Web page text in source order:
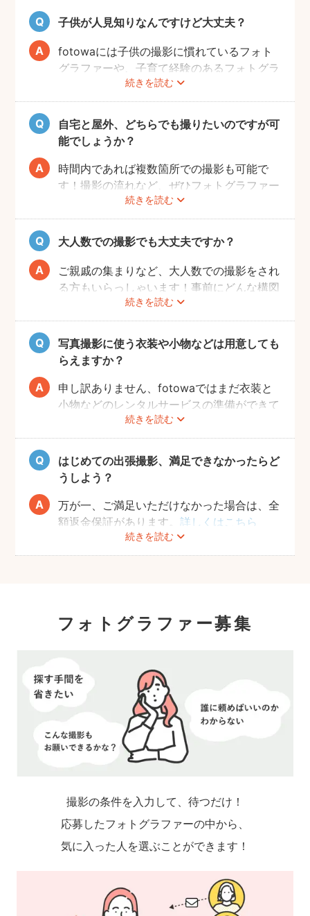
子供が人見知りなんですけど大丈夫？
続きを読む
fotowaには子供の撮影に慣れているフォト
グラファーや、子育て経験のあるフォトグラ
ファーがたくさんいます！お子様のペースに
合わせて撮影をするので、人見知りのお子様
でも自然な表情を引き出してくれます。
自宅と屋外、どちらでも撮りたいのですが可
能でしょうか？
続きを読む
時間内であれば複数箇所での撮影も可能で
す！撮影の流れなど、ぜひフォトグラファー
に相談してみてください。
大人数での撮影でも大丈夫ですか？
続きを読む
ご親戚の集まりなど、大人数での撮影をされ
る方もいらっしゃいます！事前にどんな構図
で撮りたいのかなどフォトグラファーとすり
合わせておくと、当日スムーズに撮影ができ
るのでおすすめです。
写真撮影に使う衣装や小物などは用意しても
らえますか？
続きを読む
申し訳ありません、fotowaではまだ衣装と
小物などのレンタルサービスの準備ができて
おりませんので、お客様ご自身にご用意をお
願いしております。
はじめての出張撮影、満足できなかったらど
うしよう？
続きを読む
万が一、ご満足いただけなかった場合は、全
額返金保証があります。詳しくはこちら
フォトグラファー募集
撮影の条件を入力して、待つだけ！
応募したフォトグラファーの中から、
気に入った人を選ぶことができます！